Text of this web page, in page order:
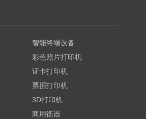
智能终端设备
彩色照片打印机
证卡打印机
票据打印机
3D打印机
商用衡器